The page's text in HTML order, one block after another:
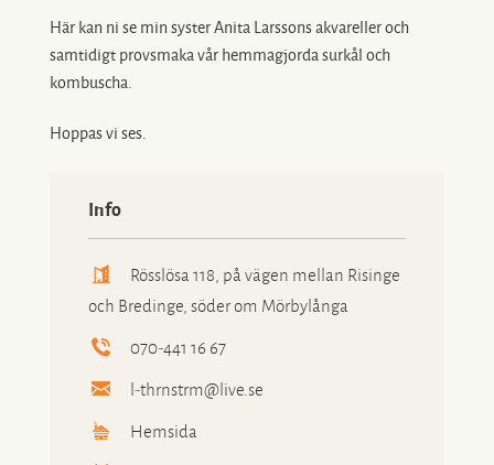
Här kan ni se min syster Anita Larssons akvareller och
samtidigt provsmaka vår hemmagjorda surkål och
kombuscha.
Hoppas vi ses.
Info
Rösslösa 118, på vägen mellan Risinge
och Bredinge, söder om Mörbylånga
070-441 16 67
l-thrnstrm@live.se
Hemsida